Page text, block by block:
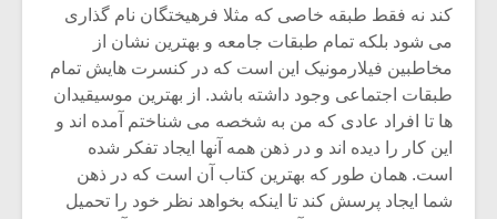
کند نه فقط طبقه خاصی که مثلا فرهیختگان نام گذاری
می شود بلکه تمام طبقات جامعه و بهترین نشان از
مخاطبین فیلارمونیک این است که در کنسرت هایش تمام
طبقات اجتماعی وجود داشته باشد. از بهترین موسیقیدان
ها تا افراد عادی که من به شخصه می شناختم آمده اند و
این کار را دیده اند و در ذهن همه آنها ایجاد تفکر شده
است. همان طور که بهترین کتاب آن است که در ذهن
شما ایجاد پرسش کند تا اینکه بخواهد نظر خود را تحمیل